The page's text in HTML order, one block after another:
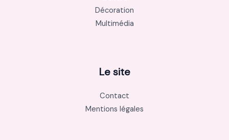
Décoration
Multimédia
Le site
Contact
Mentions légales